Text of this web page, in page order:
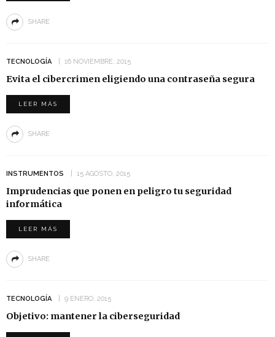
SHARE
TECNOLOGÍA 16 NOVIEMBRE, 2015
Evita el cibercrimen eligiendo una contraseña segura
LEER MÁS
SHARE
INSTRUMENTOS 15 AGOSTO, 2015
Imprudencias que ponen en peligro tu seguridad
informática
LEER MÁS
SHARE
TECNOLOGÍA 9 ENERO, 2015
Objetivo: mantener la ciberseguridad